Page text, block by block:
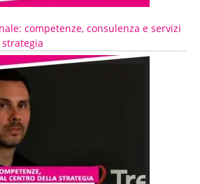
competenze, consulenza e servizi